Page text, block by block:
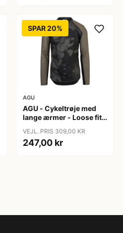
SPAR 20%
AGU
AGU - Cykeltrøje med
lange ærmer - Loose fit -
VEJL. PRIS 309,00 KR
247,00 kr